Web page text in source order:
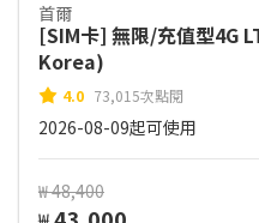
首爾
[SIM卡] 無限/充值型4G
Korea)
4.0 73,015次點閱
2026-08-09起可使用
₩ 48,400